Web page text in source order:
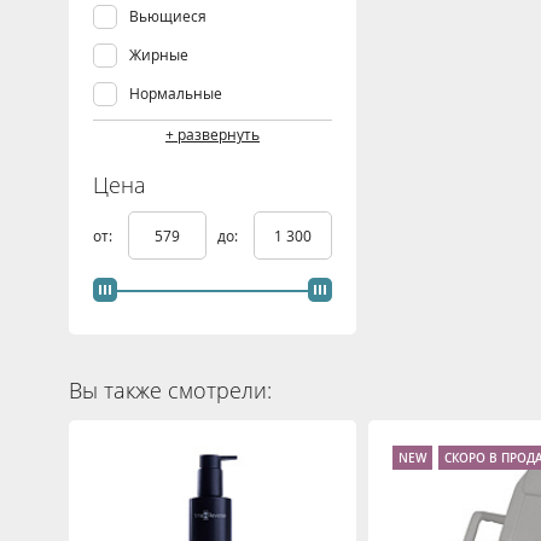
Вьющиеся
Жирные
Нормальные
Окрашенные
мелированные
Тонкие
+ развернуть
Цена
от: до:
Вы также смотрели:
NEW СКОРО В